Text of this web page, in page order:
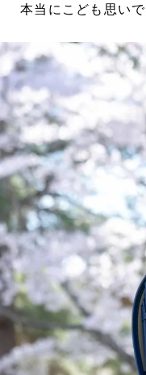
本当にこども思い